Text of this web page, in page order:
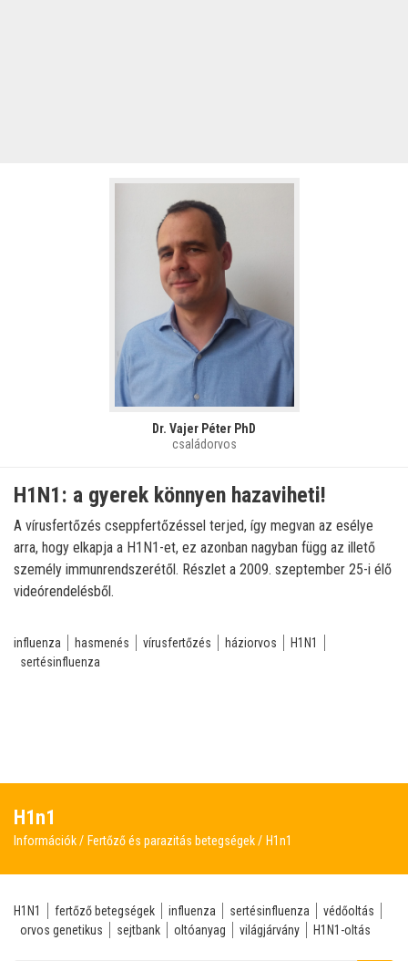
Dr. Vajer Péter PhD
családorvos
H1N1: a gyerek könnyen hazaviheti!
A vírusfertőzés cseppfertőzéssel terjed, így megvan az esélye
arra, hogy elkapja a H1N1-et, ez azonban nagyban függ az illető
személy immunrendszerétől. Részlet a 2009. szeptember 25-i élő
videórendelésből.
influenza hasmenés vírusfertőzés háziorvos
H1N1
sertésinfluenza
H1n1
Információk Fertőző és parazitás betegségek H1n1
H1N1 fertőző betegségek influenza sertésinfluenza
védőoltás
orvos genetikus
sejtbank oltóanyag világjárvány H1N1-oltás